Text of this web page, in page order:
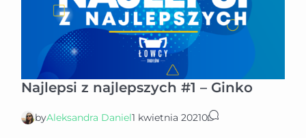
Najlepsi z najlepszych #1 – Ginko
byAleksandra Daniel1 kwietnia 20210